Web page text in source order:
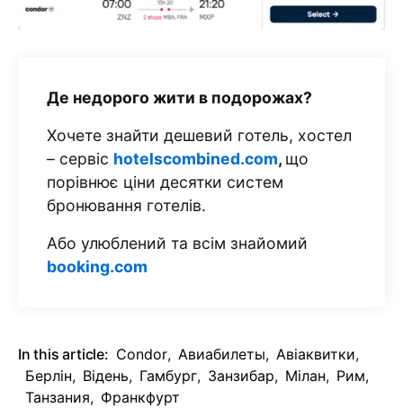
Де недорого жити в подорожах?
Хочете знайти дешевий готель, хостел
– сервіс hotelscombined.com, що
порівнює ціни десятки систем
бронювання готелів.
Або улюблений та всім знайомий
booking.com
In this article: Condor, Авиабилеты, Авіаквитки,
Берлін, Відень, Гамбург, Занзибар, Мілан, Рим,
Танзания, Франкфурт